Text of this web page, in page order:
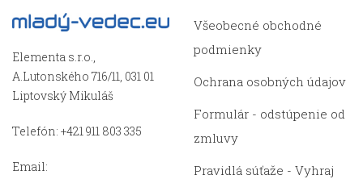
Elementa s.r.o.,
A.Lutonského 716/11, 031 01
Liptovský Mikuláš
Telefón: +421 911 803 335
Email:
Všeobecné obchodné
podmienky
Ochrana osobných údajov
Formulár - odstúpenie od
zmluvy
Pravidlá súťaže - Vyhraj